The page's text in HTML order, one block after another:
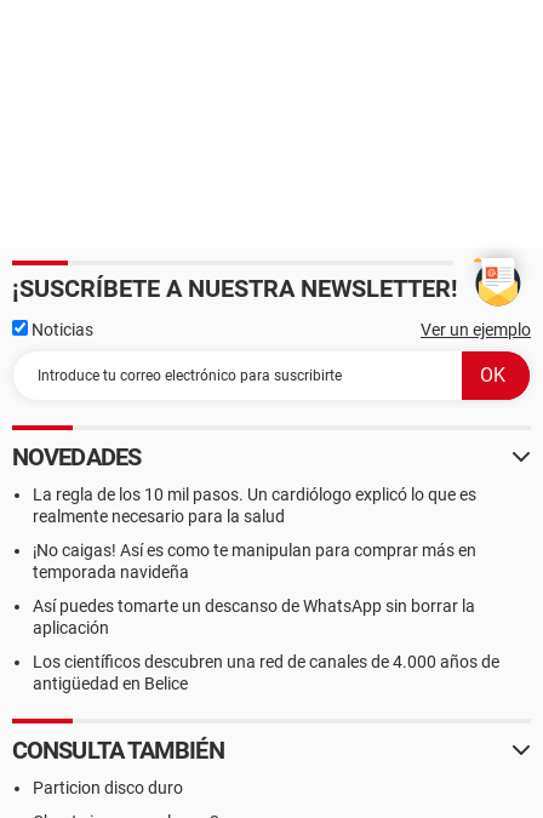
¡SUSCRÍBETE A NUESTRA NEWSLETTER!
Noticias Ver un ejemplo
NOVEDADES
La regla de los 10 mil pasos. Un cardiólogo explicó lo que es
realmente necesario para la salud
¡No caigas! Así es como te manipulan para comprar más en
temporada navideña
Así puedes tomarte un descanso de WhatsApp sin borrar la
aplicación
Los científicos descubren una red de canales de 4.000 años de
antigüedad en Belice
CONSULTA TAMBIÉN
Particion disco duro